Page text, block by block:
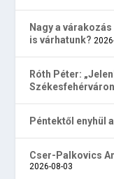
Nagy a
is várhatunk?
Róth Péter:
Péntektől enyhül
Cser-Palkovics
2026-08-03